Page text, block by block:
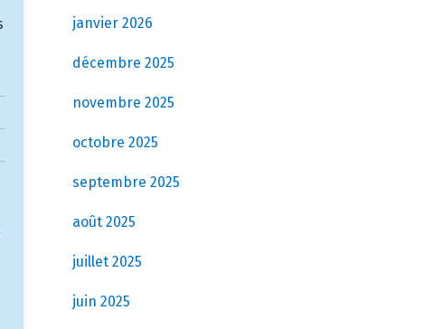
janvier 2026
décembre 2025
novembre 2025
octobre 2025
septembre 2025
août 2025
juillet 2025
juin 2025